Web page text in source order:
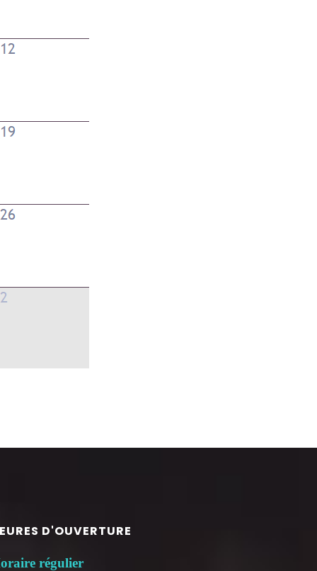
D'OUVERTURE
régulier